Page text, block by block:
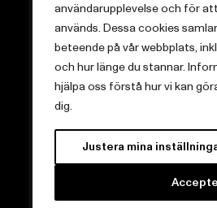
användarupplevelse och för
används. Dessa cookies
beteende på vår webbplats,
och hur länge du stannar.
hjälpa oss förstå hur vi kan
dig.
Justera mina
Vi brinner för starka
kunskap inom aktuella ämnen.